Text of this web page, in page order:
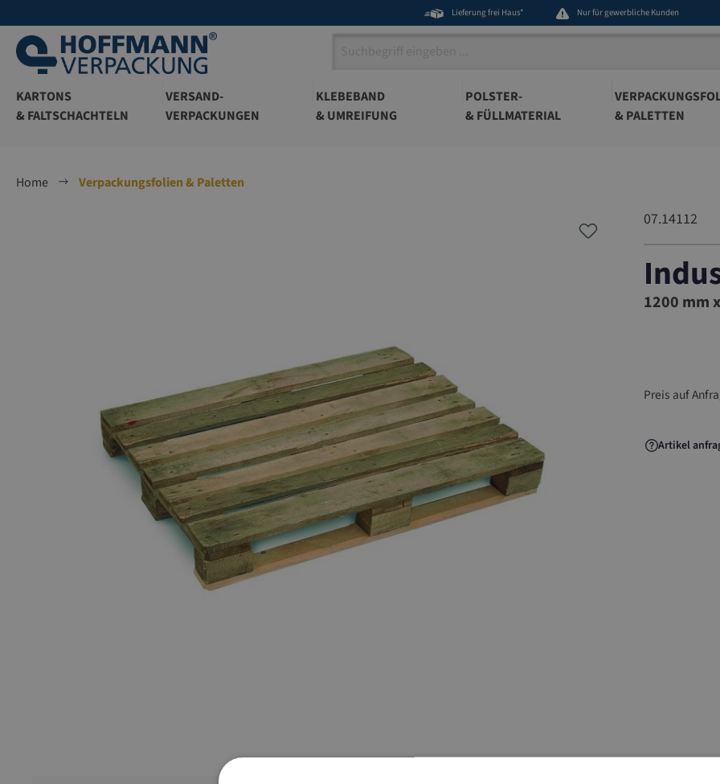
Lieferung frei Haus* Nur für gewerbliche Kunden
KARTONS
& FALTSCHACHTELN
VERSAND-
VERPACKUNGEN
KLEBEBAND
& UMREIFUNG
POLSTER-
& FÜLLMATERIAL
& PALETTEN
Home
Verpackungsfolien & Paletten
07.14112
07.14112
1200 mm
Preis auf
Artikel